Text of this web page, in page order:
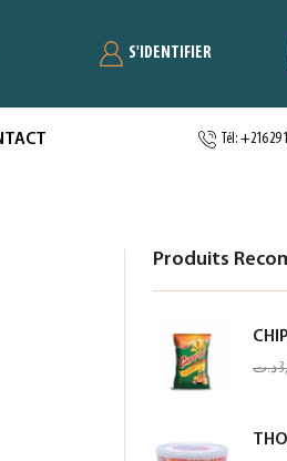
S'IDENTIFIER
Tél: +216 29
Produits
د.ت